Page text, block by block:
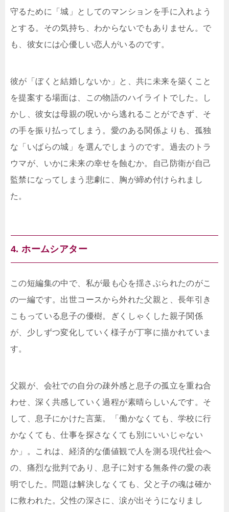
守るために「城」としてのマンションを手に入れよう
とする。その気持ち、わからないでもありません。で
も、彼女には心優しい恋人がいるのです。
彼が「ぼくと結婚しないか」と、共に未来を築くこと
を提案する場面は、この物語のハイライトでした。し
かし、彼女は母親の呪いから逃れることができず、そ
の手を振り払ってしまう。愛のある関係よりも、孤独
な「いばらの城」を選んでしまうのです。過去のトラ
ウマが、いかに未来の幸せを蝕むか。自己防衛が自己
監禁になってしまう悲劇に、胸が締め付けられまし
た。
4. ホームシアター
この短編集の中で、私が最も心を揺さぶられたのがこ
の一編です。出世コースから外れた父親と、長年引き
こもっている息子の優樹。ぎくしゃくした親子関係
が、少しずつ変化していく様子が丁寧に描かれていま
す。
父親が、会社での自分の疎外感と息子の孤立を重ね合
わせ、深く共感していく過程が素晴らしいんです。そ
して、息子にかけた言葉。「働かなくても、学校に行
かなくても、仕事を探さなくても別にいいじゃない
か」。これは、経済的な価値観で人を測る現代社会へ
の、痛烈な批判であり、息子に対する無条件の愛の表
明でした。問題は解決しなくても、父と子の魂は確か
に救われた。父性の深さに、涙が出そうになりまし